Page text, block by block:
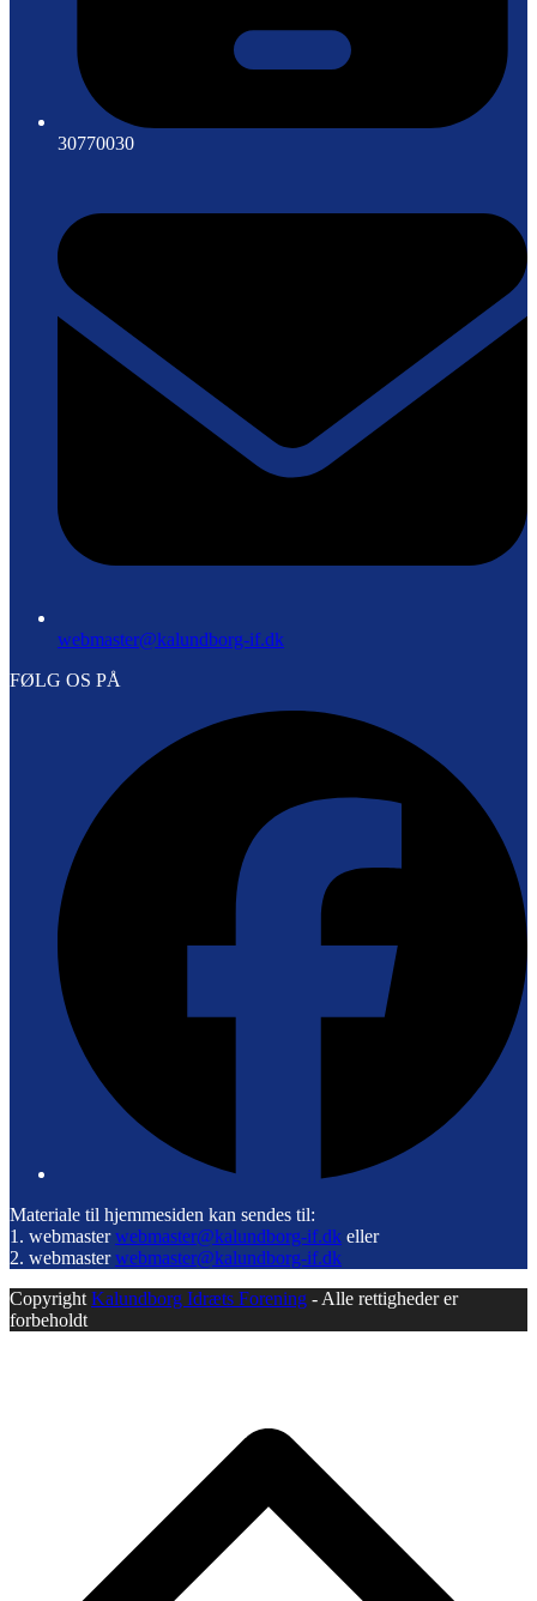
30770030
webmaster@kalundborg-if.dk
FØLG OS PÅ
Materiale til hjemmesiden kan sendes til:
1. webmasterwebmaster@kalundborg-if.dk eller
2. webmasterwebmaster@kalundborg-if.dk
Copyright Kalundborg Idræts Forening - Alle rettigheder er
forbeholdt